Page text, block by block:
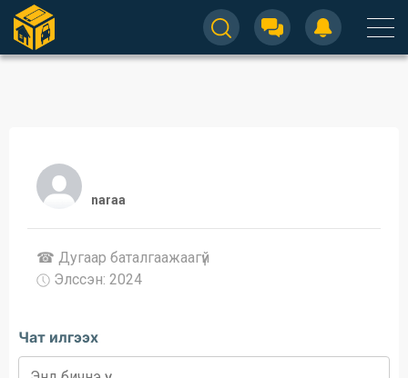
naraa
☎ Дугаар баталгаажaaгүй
Элссэн: 2024
Чат илгээх